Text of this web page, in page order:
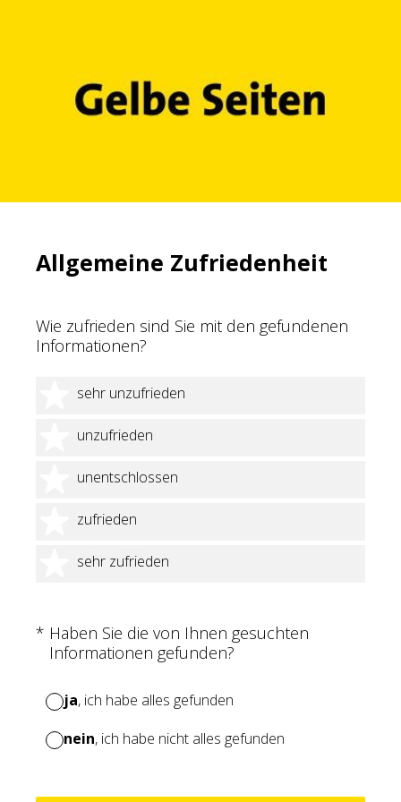
Allgemeine Zufriedenheit
Wie zufrieden sind Sie mit den gefundenen
Informationen?
sehr unzufrieden
1 Stern
unzufrieden
2 Sterne
unentschlossen
3 Sterne
zufrieden
4 Sterne
sehr zufrieden
5 Sterne
* Haben Sie die von Ihnen gesuchten
Informationen gefunden?
(Erforderlich.)
ja, ich habe alles gefunden
nein, ich habe nicht alles gefunden